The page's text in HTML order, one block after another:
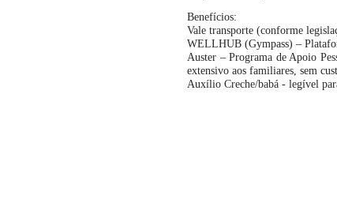
Benefícios:
Vale transporte (conforme
WELLHUB (Gympass) –
Auster – Programa de Apoio
extensivo aos familiares, sem
⁠Auxílio Creche/babá - legível